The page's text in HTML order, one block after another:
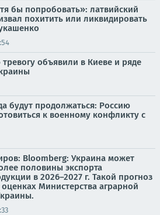
бы попробовать»: латвийский
похитить или ликвидировать
объявили в Киеве и ряде
будут продолжаться: Россию
к военному конфликту с
Bloomberg: Украина может
половины экспорта
в 2026–2027 г. Такой прогноз
Министерства аграрной